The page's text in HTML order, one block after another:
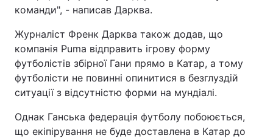
команди", - написав Дарква.
Журналіст Френк Дарква також додав, що
компанія Puma відправить ігрову форму
футболістів збірної Гани прямо в Катар, а тому
футболісти не повинні опинитися в безглуздій
ситуації з відсутністю форми на мундіалі.
Однак Ганська федерація футболу побоюється,
що екіпірування не буде доставлена в Катар до